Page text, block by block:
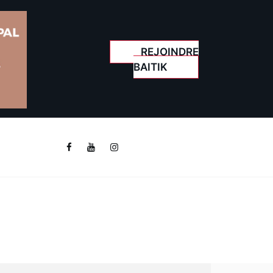
REJOINDRE
BAITIK